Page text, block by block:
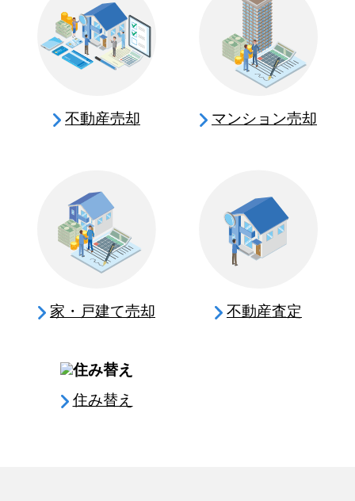
不動産売却 マンション売却
家・戸建て売却 不動産査定
住み替え